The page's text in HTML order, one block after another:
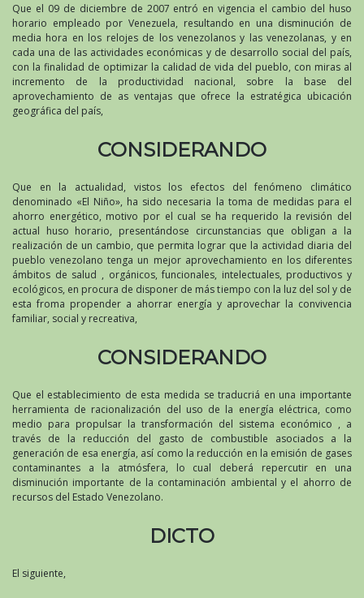
Que el 09 de diciembre de 2007 entró en vigencia el cambio del huso
horario empleado por Venezuela, resultando en una disminución de
media hora en los relojes de los venezolanos y las venezolanas, y en
cada una de las actividades económicas y de desarrollo social del país,
con la finalidad de optimizar la calidad de vida del pueblo, con miras al
incremento de la productividad nacional, sobre la base del
aprovechamiento de as ventajas que ofrece la estratégica ubicación
geográfica del país,
CONSIDERANDO
Que en la actualidad, vistos los efectos del fenómeno climático
denominado «El Niño», ha sido necesaria la toma de medidas para el
ahorro energético, motivo por el cual se ha requerido la revisión del
actual huso horario, presentándose circunstancias que obligan a la
realización de un cambio, que permita lograr que la actividad diaria del
pueblo venezolano tenga un mejor aprovechamiento en los diferentes
ámbitos de salud , orgánicos, funcionales, intelectuales, productivos y
ecológicos, en procura de disponer de más tiempo con la luz del sol y de
esta froma propender a ahorrar energía y aprovechar la convivencia
familiar, social y recreativa,
CONSIDERANDO
Que el establecimiento de esta medida se traducriá en una importante
herramienta de racionalización del uso de la energía eléctrica, como
medio para propulsar la transformación del sistema económico , a
través de la reducción del gasto de combustible asociados a la
generación de esa energía, así como la reducción en la emisión de gases
contaminantes a la atmósfera, lo cual deberá repercutir en una
disminución importante de la contaminación ambiental y el ahorro de
recursos del Estado Venezolano.
DICTO
El siguiente,